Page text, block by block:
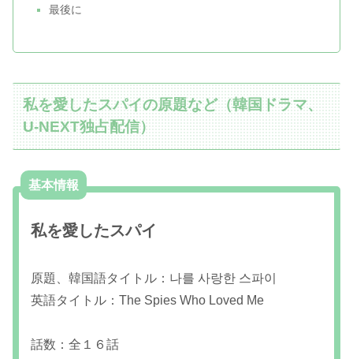
最後に
私を愛したスパイの原題など（韓国ドラマ、
U-NEXT独占配信）
基本情報
私を愛したスパイ
原題、韓国語タイトル：나를 사랑한 스파이
英語タイトル：The Spies Who Loved Me
話数：全１６話